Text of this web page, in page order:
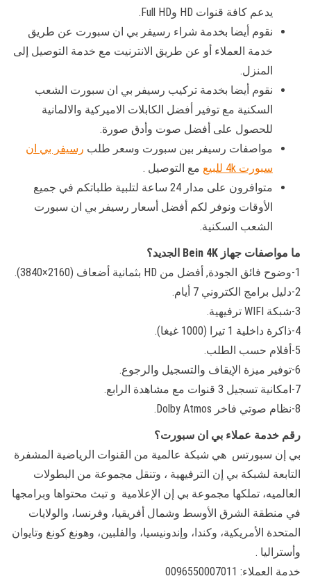
يدعم كافة قنوات HD وFull HD.
نقوم أيضا بخدمة شراء رسيفر بي ان سبورت عن طريق
خدمة العملاء أو عن طريق الانترنيت مع خدمة التوصيل إلى
المنزل.
نقوم أيضا بخدمة تركيب رسيفر بي ان سبورت الشعب
السكنية مع توفير أفضل الكابلات الاميركية والالمانية
للحصول على أفضل صوت وأدق صورة.
مواصفات رسيفر بين سبورت وسعر طلب رسيفر بي ان
سبورت 4k للبيع
مع التوصيل .
متوافرون على مدار 24 ساعة لتلبية طلباتكم في جميع
الأوقات ونوفر لكم أفضل أسعار رسيفر بي ان سبورت
الشعب السكنية.
ما مواصفات جهاز Bein 4K الجديد؟
1-وضوح فائق الجودة, أفضل من HD بثمانية أضعاف (2160×3840).
2-دليل برامج الكتروني 7 أيام.
3-شبكة WIFI ترفيهية.
4-ذاكرة داخلية 1 تيرا (1000 غيغا).
5-أفلام حسب الطلب.
6-توفير ميزة الإيقاف والتسجيل والرجوع.
7-امكانية تسجيل 3 قنوات مع مشاهدة الرابع.
8-نظام صوتي فاخر Dolby Atmos.
رقم خدمة عملاء بي ان سبورت؟
بي إن سبورتس ‏ هي شبكة عالمية من القنوات الرياضية المشفرة
التابعة لشبكة بي إن الترفيهية ‏، وتنقل مجموعة من البطولات
العالميه، تملكها مجموعة بي إن الإعلامية ‏ و تبث محتواها وبرامجها
في منطقة الشرق الأوسط وشمال أفريقيا، وفرنسا، والولايات
المتحدة الأمريكية، وكندا، وإندونيسيا، والفلبين، وهونغ كونغ وتايوان
وأستراليا .
خدمة العملاء: 0096550007011